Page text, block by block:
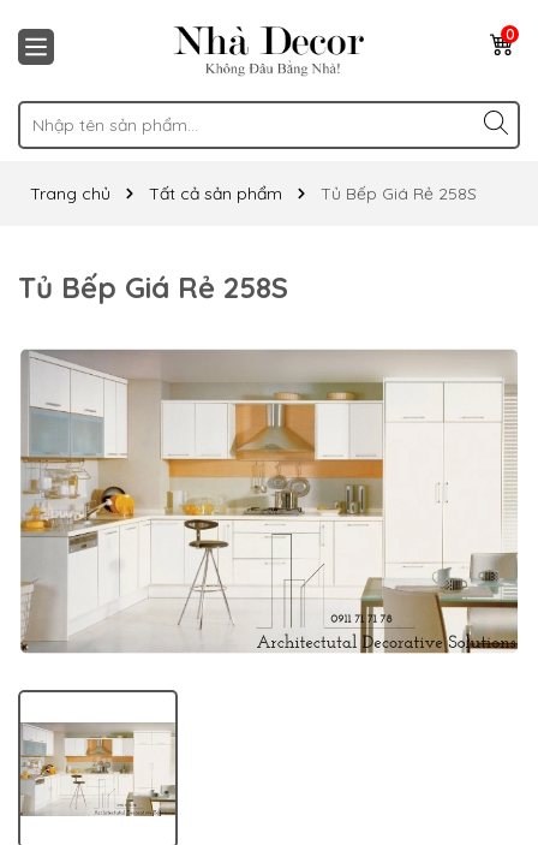
0
Trang chủ Tất cả sản phẩm Tủ Bếp Giá Rẻ 258S
Tủ Bếp Giá Rẻ 258S